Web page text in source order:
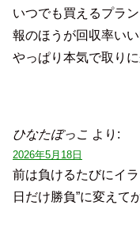
いつでも買えるプラ
報のほうが回収率いい
やっぱり本気で取り
ひなたぼっこ より:
2026年5月18日
前は負けるたびにイ
日だけ勝負”に変えて